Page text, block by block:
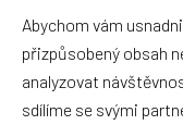
N2632KS
Skladem 3 ks
749 Kč
Abychom vám
přizpůsobený obsah
analyzovat
sdílíme se svými